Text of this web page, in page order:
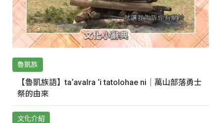
魯凱族
【魯凱族語】ta‘avalra ‘i tatolohae ni｜萬山部落勇士
祭的由來
文化介紹